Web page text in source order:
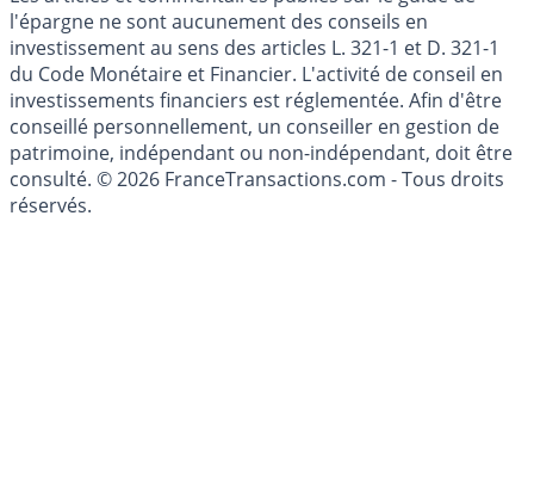
Les articles et commentaires publiés sur le guide de
l'épargne ne sont aucunement des conseils en
investissement au sens des articles L. 321-1 et D. 321-1
du Code Monétaire et Financier. L'activité de conseil en
investissements financiers est réglementée. Afin d'être
conseillé personnellement, un conseiller en gestion de
patrimoine, indépendant ou non-indépendant, doit être
consulté. © 2026 FranceTransactions.com - Tous droits